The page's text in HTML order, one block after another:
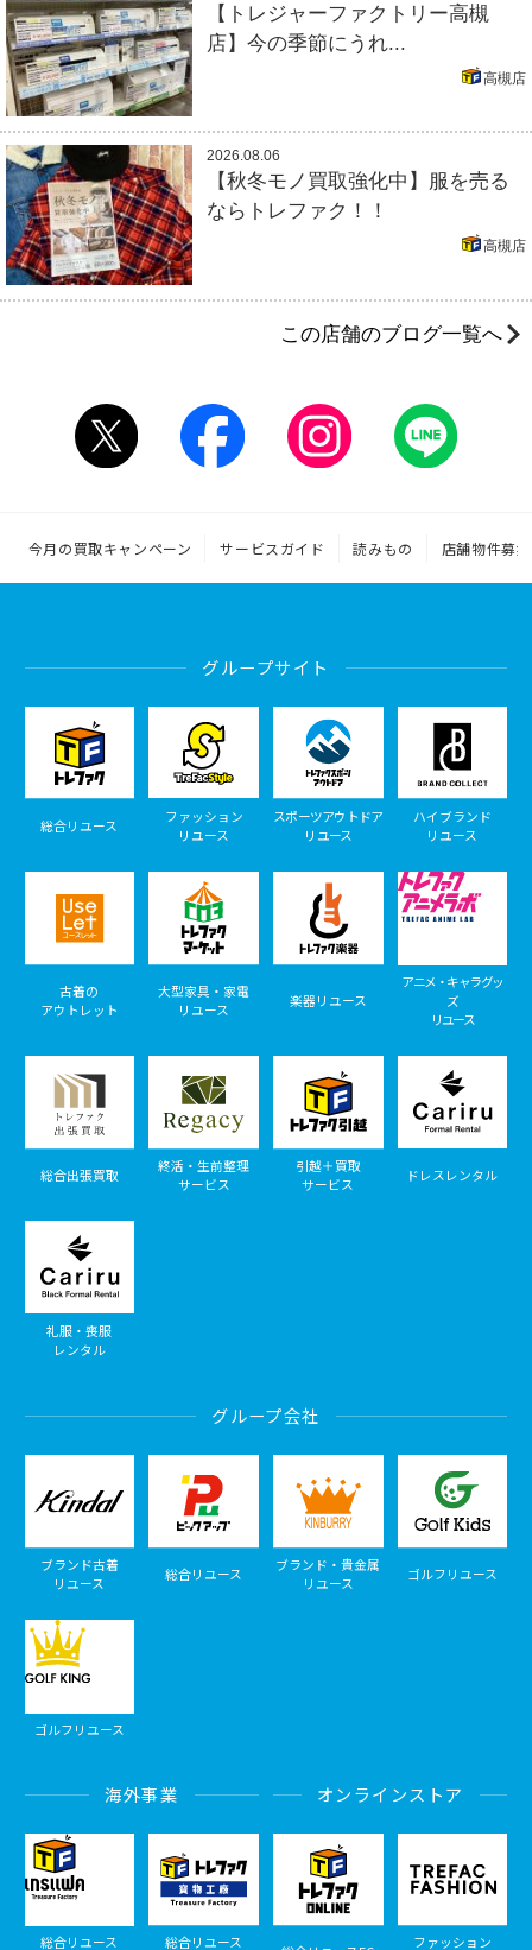
【トレジャーファクトリー高槻
店】今の季節にうれ...
高槻店
2026.08.06
【秋冬モノ買取強化中】服を売る
ならトレファク！！
高槻店
この店舗のブログ一覧へ
今月の買取キャンペーン サービスガイド 読みもの 店舗物件募集
グループサイト
総合リユース
ファッション
リユース
スポーツアウトドア
リユース
ハイブランド
リユース
古着の
アウトレット
大型家具・家電
リユース
楽器リユース
アニメ・キャラグッ
ズ
リユース
総合出張買取
終活・生前整理
サービス
引越＋買取
サービス
ドレスレンタル
礼服・喪服
レンタル
グループ会社
ブランド古着
リユース
総合リユース
ブランド・貴金属
リユース
ゴルフリユース
ゴルフリユース
海外事業
総合リユース 総合リユース
オンラインストア
ファッション